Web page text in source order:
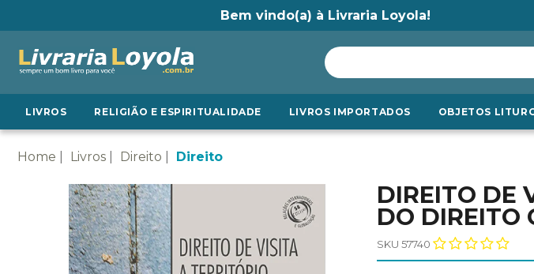
Bem vindo(a) à Livraria Loyola!
LIVROS RELIGIÃO E ESPIRITUALIDADE LIVROS IMPORTADOS OBJETOS
Home Livros Direito Direito
DIREITO DE
DO DIREITO
SKU 57740